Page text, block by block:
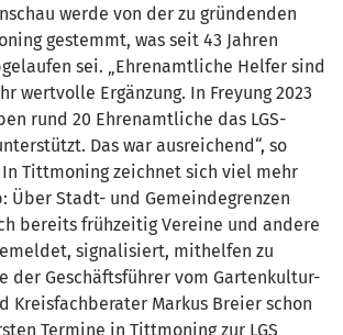
werde von der zu gründenden
gestemmt, was seit 43 Jahren
sei. „Ehrenamtliche Helfer sind
wertvolle Ergänzung. In Freyung 2023
rund 20 Ehrenamtliche das LGS-
Das war ausreichend“, so
Tittmoning zeichnet sich viel mehr
Über Stadt- und Gemeindegrenzen
bereits frühzeitig Vereine und andere
signalisiert, mithelfen zu
der Geschäftsführer vom Gartenkultur-
Kreisfachberater Markus Breier schon
Termine in Tittmoning zur LGS